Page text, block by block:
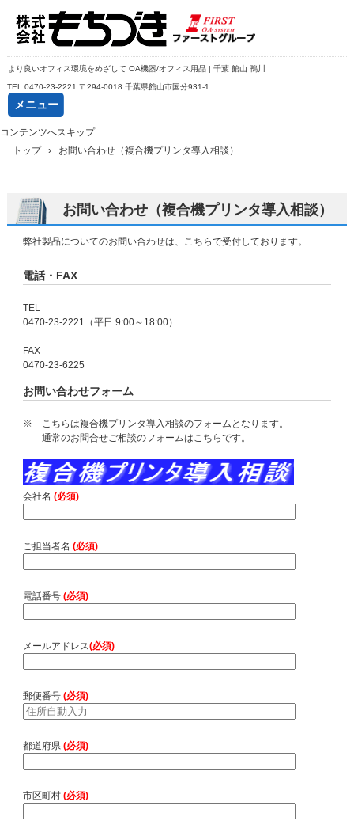
より良いオフィス環境をめざして OA機器/オフィス用品 | 千葉 館山 鴨川
TEL. 0470-23-2221 〒294-0018 千葉県館山市国分931-1
メニュー
コンテンツへスキップ
トップ
› お問い合わせ（複合機プリンタ導入相談）
お問い合わせ（複合機プリンタ導入相談）
弊社製品についてのお問い合わせは、こちらで受付しております。
電話・FAX
TEL
0470-23-2221（平日 9:00～18:00）
FAX
0470-23-6225
お問い合わせフォーム
※ こちらは複合機プリンタ導入相談のフォームとなります。
通常のお問合せご相談のフォームはこちらです。
会社名 (必須)
ご担当者名 (必須)
電話番号 (必須)
メールアドレス(必須)
郵便番号 (必須)
都道府県 (必須)
市区町村 (必須)